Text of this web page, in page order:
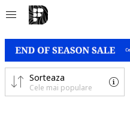
Sorteaza
Cele mai populare